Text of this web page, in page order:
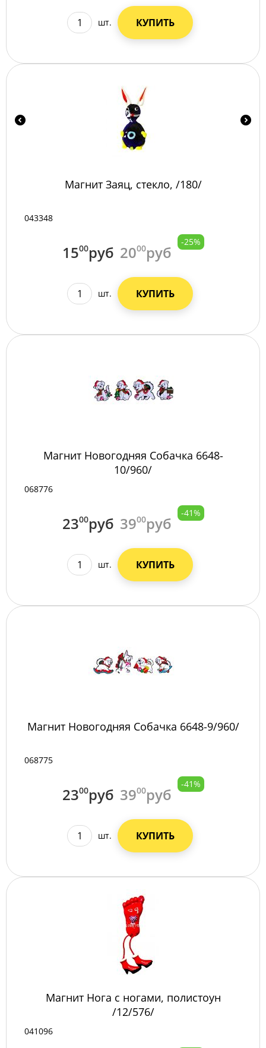
шт. КУПИТЬ
Магнит Заяц, стекло, /180/
043348
1500руб 2000руб
-25%
шт. КУПИТЬ
Магнит Новогодняя Собачка 6648-
10/960/
068776
2300руб 3900руб
-41%
шт. КУПИТЬ
Магнит Новогодняя Собачка 6648-9/960/
068775
2300руб 3900руб
-41%
шт. КУПИТЬ
Магнит Нога с ногами, полистоун
/12/576/
041096